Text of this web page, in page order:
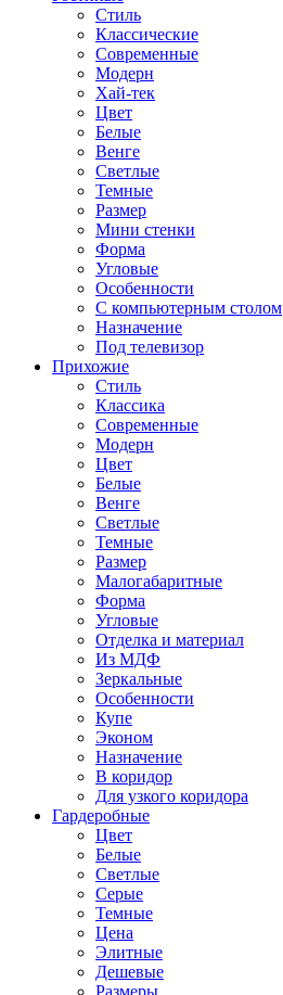
Стиль
Классические
Современные
Модерн
Хай-тек
Цвет
Белые
Венге
Светлые
Темные
Размер
Мини стенки
Форма
Угловые
Особенности
С компьютерным столом
Назначение
Под телевизор
Прихожие
Стиль
Классика
Современные
Модерн
Цвет
Белые
Венге
Светлые
Темные
Размер
Малогабаритные
Форма
Угловые
Отделка и материал
Из МДФ
Зеркальные
Особенности
Купе
Эконом
Назначение
В коридор
Для узкого коридора
Гардеробные
Цвет
Белые
Светлые
Серые
Темные
Цена
Элитные
Дешевые
Размеры